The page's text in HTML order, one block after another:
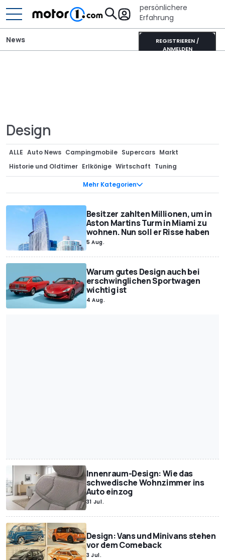
persönlichere
Erfahrung
REGISTRIEREN /
ANMELDEN
News
Design
Mehr Kategorien
ALLE Auto News Campingmobile Supercars Markt
Historie und Oldtimer Erlkönige Wirtschaft Tuning
Teaser Anzeige
Neuvorstellungen
Designstudien Renderings Technik Ratgeber
Vergessene Studien
Bizarr
Gerüchte Events Stars/Entertainment Trending Rekorde
Green Cars
Sicherheit Videospiele Motorsport.com
In eigener Sache Motorsport.com
Besitzer zahlten Millionen, um in
Aston Martins Turm in Miami zu
wohnen. Nun soll er Risse haben
5 Aug.
Warum gutes Design auch bei
erschwinglichen Sportwagen
wichtig ist
4 Aug.
Innenraum-Design: Wie das
schwedische Wohnzimmer ins
Auto einzog
31 Jul.
Design: Vans und Minivans stehen
vor dem Comeback
3 Jul.